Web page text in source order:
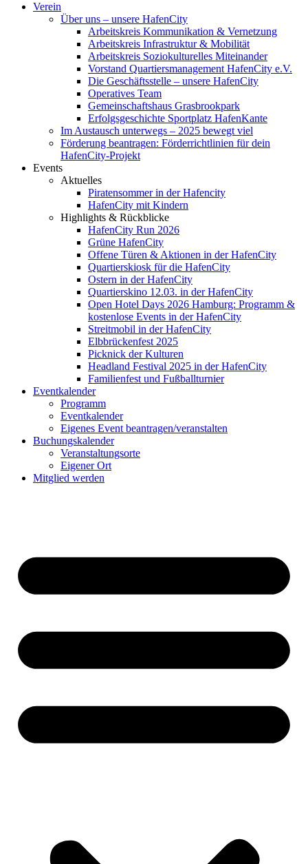
Verein
Über uns – unsere HafenCity
Arbeitskreis Kommunikation & Vernetzung
Arbeitskreis Infrastruktur & Mobilität
Arbeitskreis Soziokulturelles Miteinander
Vorstand Quartiersmanagement HafenCity e.V.
Die Geschäftsstelle – unsere HafenCity
Operatives Team
Gemeinschaftshaus Grasbrookpark
Erfolgsgeschichte Sportplatz HafenKante
Im Austausch unterwegs – 2025 bewegt viel
Förderung beantragen: Förderrichtlinien für dein
HafenCity-Projekt
Events
Aktuelles
Piratensommer in der Hafencity
HafenCity mit Kindern
Highlights & Rückblicke
HafenCity Run 2026
Grüne HafenCity
Offene Türen & Aktionen in der HafenCity
Quartierskiosk für die HafenCity
Ostern in der HafenCity
Quartierskino 12.03. in der HafenCity
Open Hotel Days 2026 Hamburg: Programm &
kostenlose Events in der HafenCity
Streitmobil in der HafenCity
Elbbrückenfest 2025
Picknick der Kulturen
Headland Festival 2025 in der HafenCity
Familienfest und Fußballturnier
Eventkalender
Programm
Eventkalender
Eigenes Event beantragen/veranstalten
Buchungskalender
Veranstaltungsorte
Eigener Ort
Mitglied werden